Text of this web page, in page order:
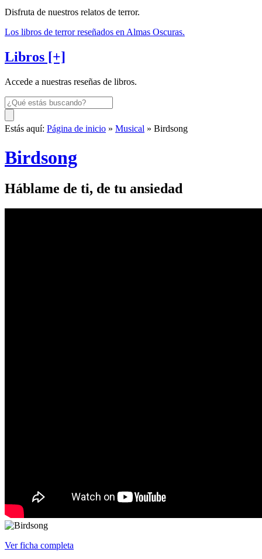
Disfruta de nuestros relatos de terror.
Los libros de terror reseñados en Almas Oscuras.
Libros [+]
Accede a nuestras reseñas de libros.
Estás aquí: Página de inicio » Musical » Birdsong
Birdsong
Háblame de ti, de tu ansiedad
Ver ficha completa